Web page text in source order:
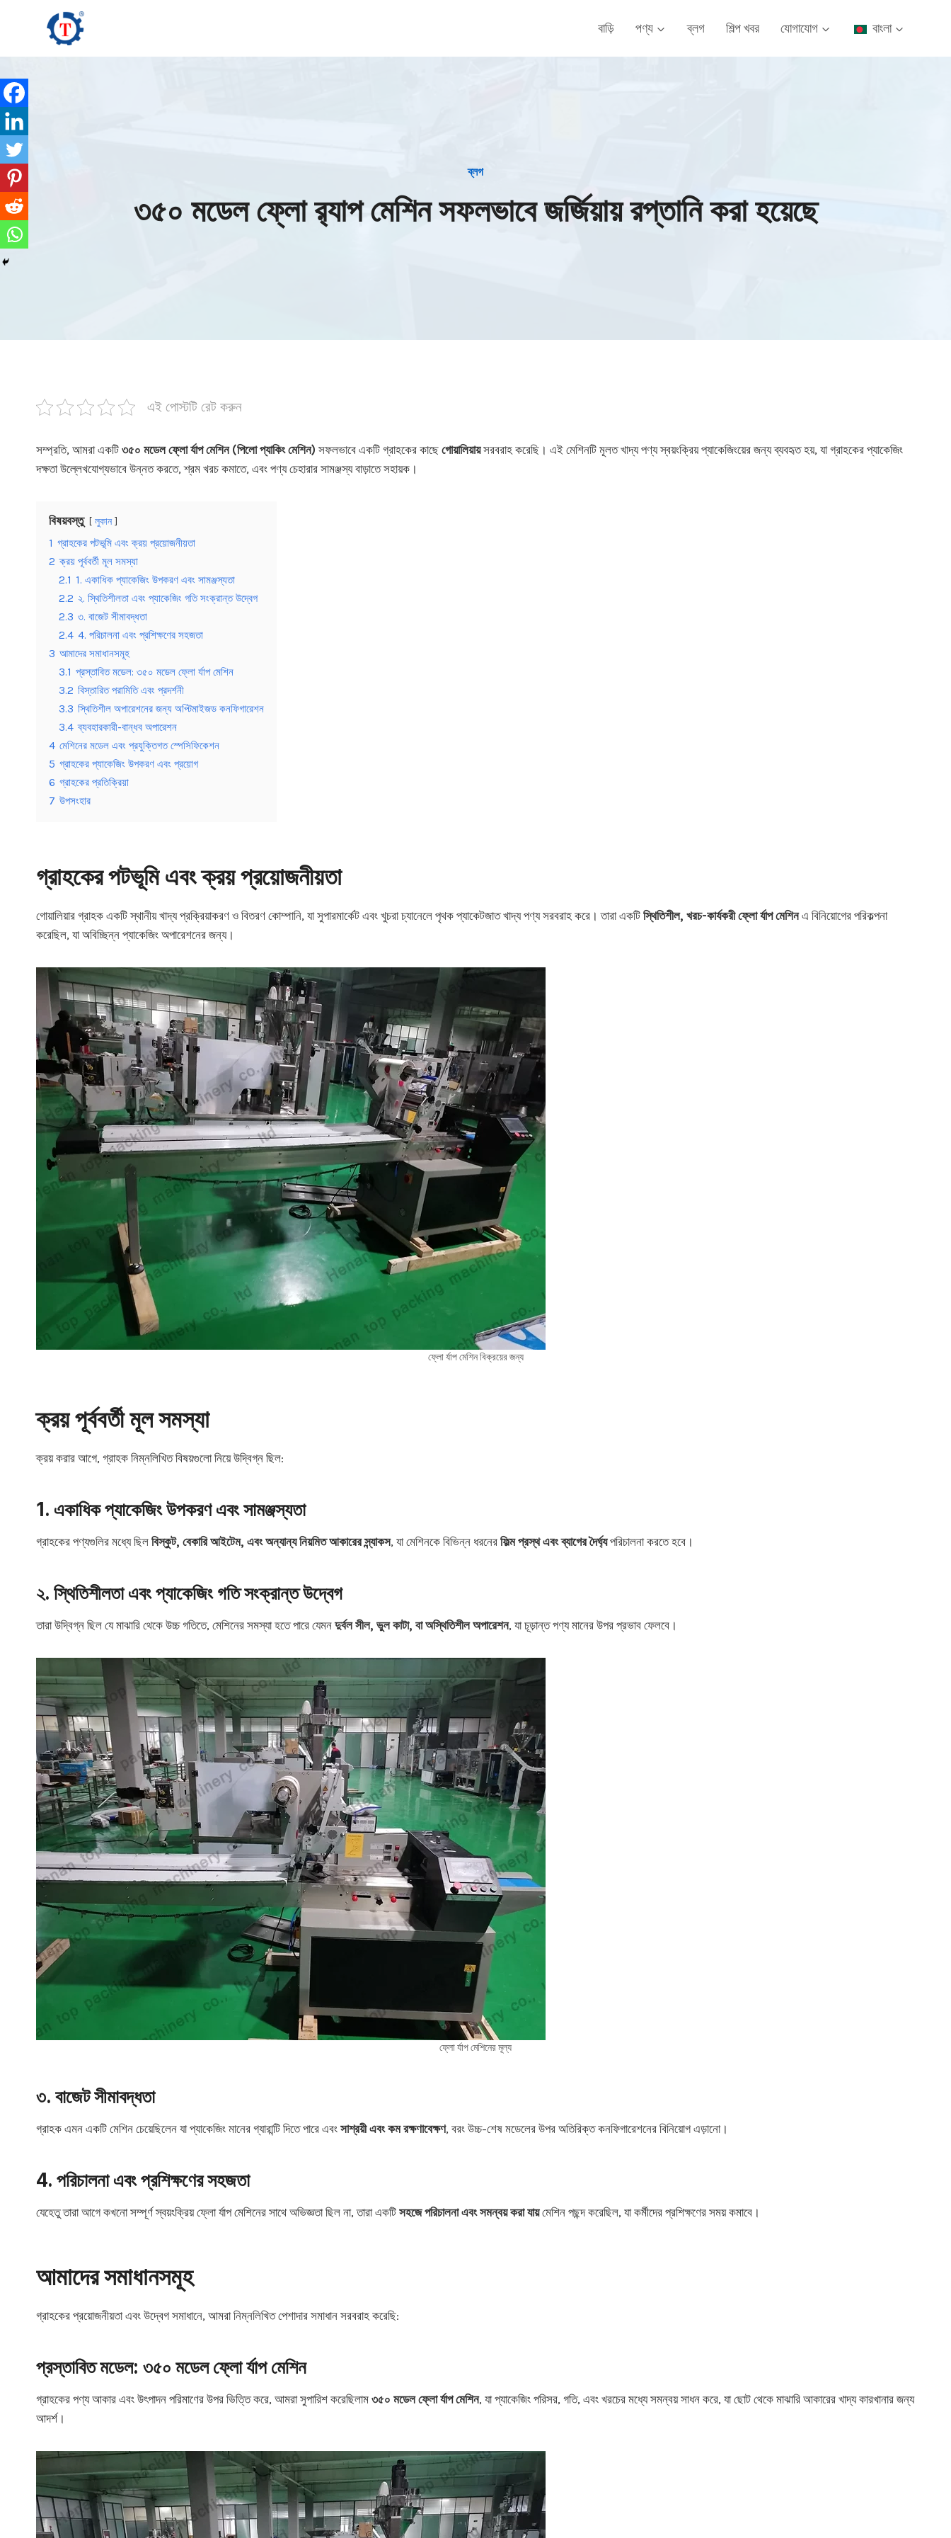
বাড়ি পণ্য ব্লগ শিল্প খবর যোগাযোগ বাংলা
ব্লগ
৩৫০ মডেল ফ্লো র‍্যাপ মেশিন সফলভাবে জর্জিয়ায় রপ্তানি করা হয়েছে
এই পোস্টটি রেট করুন
সম্প্রতি, আমরা একটি ৩৫০ মডেল ফ্লো র্যাপ মেশিন (পিলো প্যাকিং মেশিন) সফলভাবে একটি গ্রাহকের কাছে গোয়ালিয়ায়সরবরাহ করেছি। এই মেশিনটি মূলত খাদ্য পণ্য স্বয়ংক্রিয় প্যাকেজিংয়ের জন্য ব্যবহৃত হয়, যা গ্রাহকের প্যাকেজিং
দক্ষতা উল্লেখযোগ্যভাবে উন্নত করতে, শ্রম খরচ কমাতে, এবং পণ্য চেহারার সামঞ্জস্য বাড়াতে সহায়ক।
বিষয়বস্তু লুকান
1 গ্রাহকের পটভূমি এবং ক্রয় প্রয়োজনীয়তা
2 ক্রয় পূর্ববর্তী মূল সমস্যা
2.1 1. একাধিক প্যাকেজিং উপকরণ এবং সামঞ্জস্যতা
2.2 ২. স্থিতিশীলতা এবং প্যাকেজিং গতি সংক্রান্ত উদ্বেগ
2.3 ৩. বাজেট সীমাবদ্ধতা
2.4 4. পরিচালনা এবং প্রশিক্ষণের সহজতা
3 আমাদের সমাধানসমূহ
3.1 প্রস্তাবিত মডেল: ৩৫০ মডেল ফ্লো র্যাপ মেশিন
3.2 বিস্তারিত পরামিতি এবং প্রদর্শনী
3.3 স্থিতিশীল অপারেশনের জন্য অপ্টিমাইজড কনফিগারেশন
3.4 ব্যবহারকারী-বান্ধব অপারেশন
4 মেশিনের মডেল এবং প্রযুক্তিগত স্পেসিফিকেশন
5 গ্রাহকের প্যাকেজিং উপকরণ এবং প্রয়োগ
6 গ্রাহকের প্রতিক্রিয়া
7 উপসংহার
গ্রাহকের পটভূমি এবং ক্রয় প্রয়োজনীয়তা
গোয়ালিয়ার গ্রাহক একটি স্থানীয় খাদ্য প্রক্রিয়াকরণ ও বিতরণ কোম্পানি, যা সুপারমার্কেট এবং খুচরা চ্যানেলে পৃথক প্যাকেটজাত খাদ্য পণ্য সরবরাহ করে। তারা একটি স্থিতিশীল, খরচ-কার্যকরী ফ্লো র্যাপ মেশিনএ বিনিয়োগের পরিকল্পনা
করেছিল, যা অবিচ্ছিন্ন প্যাকেজিং অপারেশনের জন্য।
ফ্লো র্যাপ মেশিন বিক্রয়ের জন্য
ক্রয় পূর্ববর্তী মূল সমস্যা
ক্রয় করার আগে, গ্রাহক নিম্নলিখিত বিষয়গুলো নিয়ে উদ্বিগ্ন ছিল:
1. একাধিক প্যাকেজিং উপকরণ এবং সামঞ্জস্যতা
গ্রাহকের পণ্যগুলির মধ্যে ছিল বিস্কুট, বেকারি আইটেম, এবং অন্যান্য নিয়মিত আকারের স্ন্যাকস, যা মেশিনকে বিভিন্ন ধরনের ফিল্ম প্রস্থ এবং ব্যাগের দৈর্ঘ্যপরিচালনা করতে হবে।
২. স্থিতিশীলতা এবং প্যাকেজিং গতি সংক্রান্ত উদ্বেগ
তারা উদ্বিগ্ন ছিল যে মাঝারি থেকে উচ্চ গতিতে, মেশিনের সমস্যা হতে পারে যেমন দুর্বল সীল, ভুল কাটা, বা অস্থিতিশীল অপারেশন, যা চূড়ান্ত পণ্য মানের উপর প্রভাব ফেলবে।
ফ্লো র্যাপ মেশিনের মূল্য
৩. বাজেট সীমাবদ্ধতা
গ্রাহক এমন একটি মেশিন চেয়েছিলেন যা প্যাকেজিং মানের গ্যারান্টি দিতে পারে এবং সাশ্রয়ী এবং কম রক্ষণাবেক্ষণ, বরং উচ্চ-শেষ মডেলের উপর অতিরিক্ত কনফিগারেশনের বিনিয়োগ এড়ানো।
4. পরিচালনা এবং প্রশিক্ষণের সহজতা
যেহেতু তারা আগে কখনো সম্পূর্ণ স্বয়ংক্রিয় ফ্লো র্যাপ মেশিনের সাথে অভিজ্ঞতা ছিল না, তারা একটি সহজে পরিচালনা এবং সমন্বয় করা যায়মেশিন পছন্দ করেছিল, যা কর্মীদের প্রশিক্ষণের সময় কমাবে।
আমাদের সমাধানসমূহ
গ্রাহকের প্রয়োজনীয়তা এবং উদ্বেগ সমাধানে, আমরা নিম্নলিখিত পেশাদার সমাধান সরবরাহ করেছি:
প্রস্তাবিত মডেল: ৩৫০ মডেল ফ্লো র্যাপ মেশিন
গ্রাহকের পণ্য আকার এবং উৎপাদন পরিমাণের উপর ভিত্তি করে, আমরা সুপারিশ করেছিলাম ৩৫০ মডেল ফ্লো র্যাপ মেশিন, যা প্যাকেজিং পরিসর, গতি, এবং খরচের মধ্যে সমন্বয় সাধন করে, যা ছোট থেকে মাঝারি আকারের খাদ্য কারখানার জন্য
আদর্শ।